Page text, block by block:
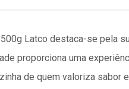
Latco destaca-se pela
proporciona uma
de quem valoriza sabor